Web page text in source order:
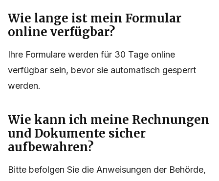
Wie lange ist mein Formular
online verfügbar?
Ihre Formulare werden für 30 Tage online
verfügbar sein, bevor sie automatisch gesperrt
werden.
Wie kann ich meine Rechnungen
und Dokumente sicher
aufbewahren?
Bitte befolgen Sie die Anweisungen der Behörde,